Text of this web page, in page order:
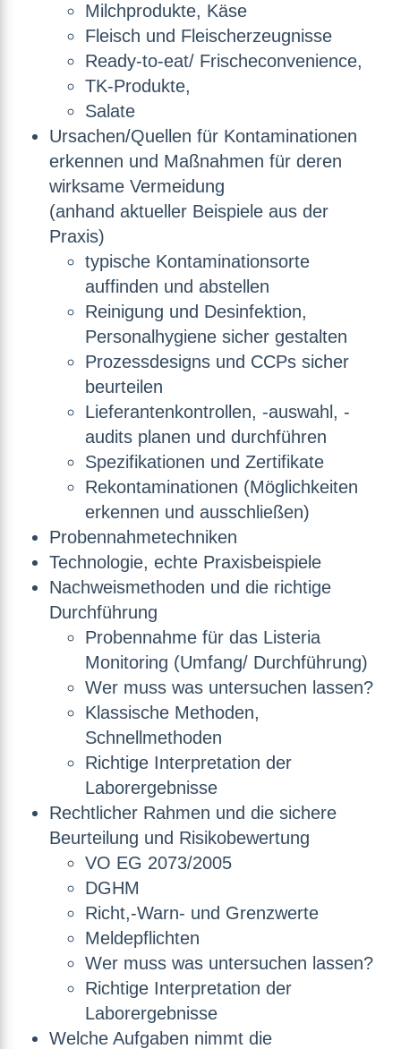
Milchprodukte, Käse
Fleisch und Fleischerzeugnisse
Ready-to-eat/ Frischeconvenience,
TK-Produkte,
Salate
Ursachen/Quellen für Kontaminationen
erkennen und Maßnahmen für deren
wirksame Vermeidung
(anhand aktueller Beispiele aus der
Praxis)
typische Kontaminationsorte
auffinden und abstellen
Reinigung und Desinfektion,
Personalhygiene sicher gestalten
Prozessdesigns und CCPs sicher
beurteilen
Lieferantenkontrollen, -auswahl, -
audits planen und durchführen
Spezifikationen und Zertifikate
Rekontaminationen (Möglichkeiten
erkennen und ausschließen)
Probennahmetechniken
Technologie, echte Praxisbeispiele
Nachweismethoden und die richtige
Durchführung
Probennahme für das Listeria
Monitoring (Umfang/ Durchführung)
Wer muss was untersuchen lassen?
Klassische Methoden,
Schnellmethoden
Richtige Interpretation der
Laborergebnisse
Rechtlicher Rahmen und die sichere
Beurteilung und Risikobewertung
VO EG 2073/2005
DGHM
Richt,-Warn- und Grenzwerte
Meldepflichten
Wer muss was untersuchen lassen?
Richtige Interpretation der
Laborergebnisse
Welche Aufgaben nimmt die